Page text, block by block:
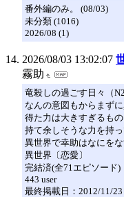
番外編のみ。 (08/03)
未分類 (1016)
2026/08 (1)
2026/08/03 13:02:07
霧助
竜殺しの過ごす日々（
なんの意図もからまず
得た力は大きすぎるもの
持て余しそうな力を持
異世界で幸助はなにをな
異世界〔恋愛〕
完結済(全71エピソード)
443 user
最終掲載日：2012/11/23